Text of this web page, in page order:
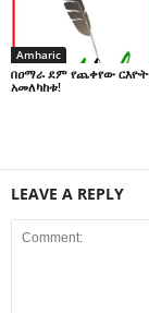
Amharic
በዐማራ ደም የጨቀየው
አመለካከቱ!
LEAVE A REPLY